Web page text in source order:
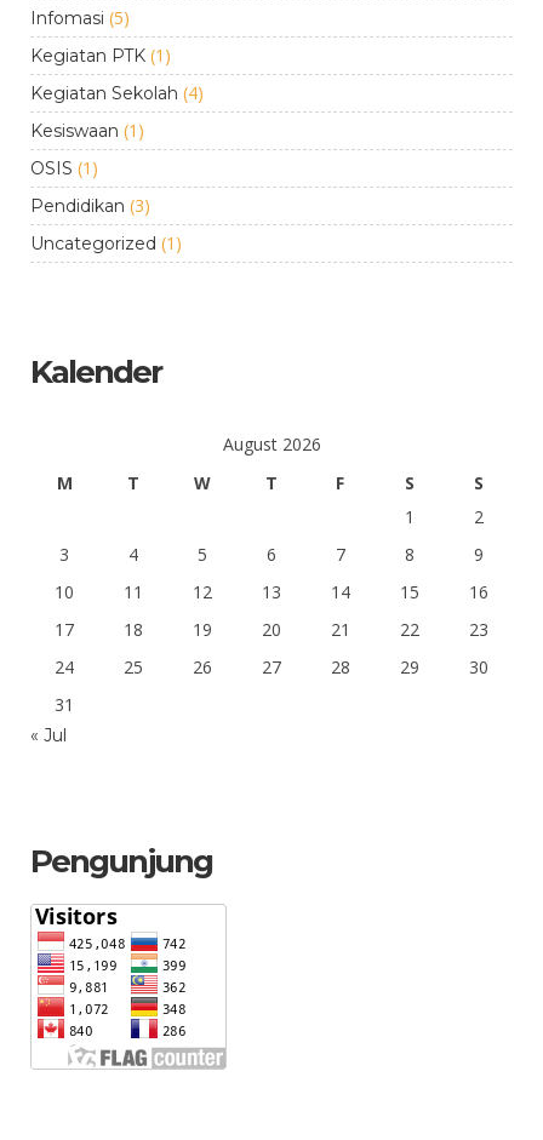
Infomasi (5)
Kegiatan PTK (1)
Kegiatan Sekolah (4)
Kesiswaan (1)
OSIS (1)
Pendidikan (3)
Uncategorized (1)
Kalender
August 2026
M
T W T F S
S
1
2
3
4 5 6 7 8
9
10
11 12 13 14 15
16
17
18 19 20 21 22
23
24
25 26 27 28 29
30
31
« Jul
Pengunjung